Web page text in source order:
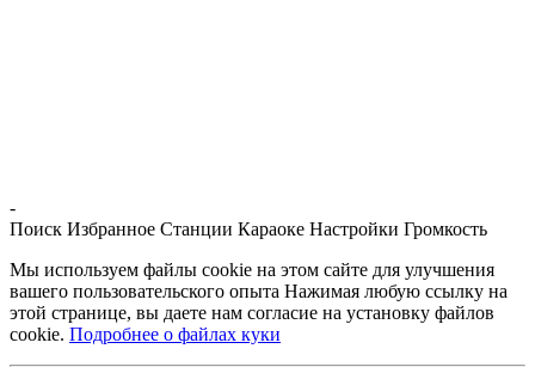
-
Поиск Избранное Станции Караоке Настройки Громкость
Мы используем файлы cookie на этом сайте для улучшения
вашего пользовательского опыта Нажимая любую ссылку на
этой странице, вы даете нам согласие на установку файлов
cookie. Подробнее о файлах куки